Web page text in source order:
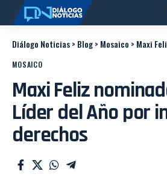
Diálogo Noticias> Blog> Mosaico > Maxi Feliz
MOSAICO
Maxi Feliz
Líder del Año por
derechos